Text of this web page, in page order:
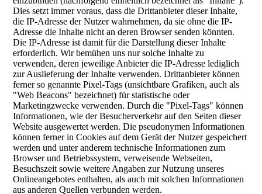
Dies setzt immer voraus, dass die Drittanbieter dieser Inhalte,
die IP-Adresse der Nutzer wahrnehmen, da sie ohne die IP-
Adresse die Inhalte nicht an deren Browser senden könnten.
Die IP-Adresse ist damit für die Darstellung dieser Inhalte
erforderlich. Wir bemühen uns nur solche Inhalte zu
verwenden, deren jeweilige Anbieter die IP-Adresse lediglich
zur Auslieferung der Inhalte verwenden. Drittanbieter können
ferner so genannte Pixel-Tags (unsichtbare Grafiken, auch als
"Web Beacons" bezeichnet) für statistische oder
Marketingzwecke verwenden. Durch die "Pixel-Tags" können
Informationen, wie der Besucherverkehr auf den Seiten dieser
Website ausgewertet werden. Die pseudonymen Informationen
können ferner in Cookies auf dem Gerät der Nutzer gespeichert
werden und unter anderem technische Informationen zum
Browser und Betriebssystem, verweisende Webseiten,
Besuchszeit sowie weitere Angaben zur Nutzung unseres
Onlineangebotes enthalten, als auch mit solchen Informationen
aus anderen Quellen verbunden werden.